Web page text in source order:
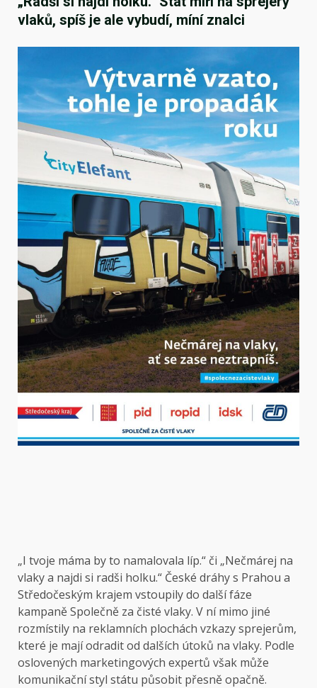
vlaků, spíš je ale vybudí, míní znalci
„I tvoje máma by to namalovala líp.“ či „Nečmárej na
vlaky a najdi si radši holku.“ České dráhy s Prahou a
Středočeským krajem vstoupily do další fáze
kampaně Společně za čisté vlaky. V ní mimo jiné
rozmístily na reklamních plochách vzkazy sprejerům,
které je mají odradit od dalších útoků na vlaky. Podle
oslovených marketingových expertů však může
komunikační styl státu působit přesně opačně.